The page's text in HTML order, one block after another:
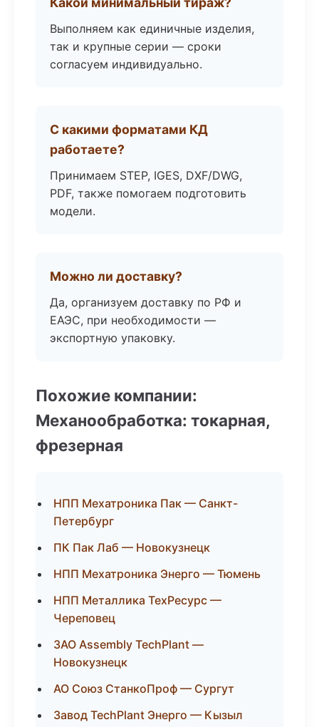
Выполняем как единичные изделия,
так и крупные серии — сроки
согласуем индивидуально.
С какими форматами КД
работаете?
Принимаем STEP, IGES, DXF/DWG,
PDF, также помогаем подготовить
модели.
Можно ли доставку?
Да, организуем доставку по РФ и
ЕАЭС, при необходимости —
экспортную упаковку.
Похожие компании:
Механообработка: токарная,
фрезерная
НПП Мехатроника Пак — Санкт-
Петербург
ПК Пак Лаб — Новокузнецк
НПП Мехатроника Энерго — Тюмень
НПП Металлика ТехРесурс —
Череповец
ЗАО Assembly TechPlant —
Новокузнецк
АО Союз СтанкоПроф — Сургут
Завод TechPlant Энерго — Кызыл